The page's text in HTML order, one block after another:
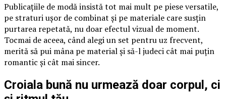
Publicațiile de modă insistă tot mai mult pe piese versatile,
pe straturi ușor de combinat și pe materiale care susțin
purtarea repetată, nu doar efectul vizual de moment.
Tocmai de aceea, când alegi un set pentru uz frecvent,
merită să pui mâna pe material și să-l judeci cât mai puțin
romantic și cât mai sincer.
Croiala bună nu urmează doar corpul, ci